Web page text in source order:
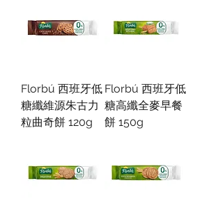
Florbú 西班牙低
糖纖維源朱古力
粒曲奇餅 120g
Florbú 西班牙低
糖高纖全麥早餐
餅 150g